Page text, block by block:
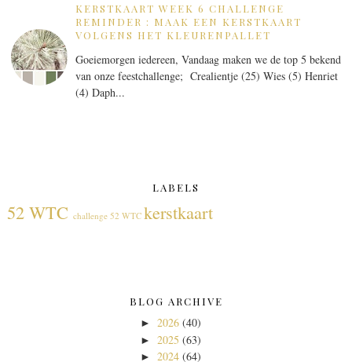
KERSTKAART WEEK 6 CHALLENGE
REMINDER : MAAK EEN KERSTKAART
VOLGENS HET KLEURENPALLET
Goeiemorgen iedereen, Vandaag maken we de top 5 bekend
van onze feestchallenge; Crealientje (25) Wies (5) Henriet
(4) Daph...
LABELS
52 WTC challenge 52 WTC kerstkaart
BLOG ARCHIVE
► 2026 (40)
► 2025 (63)
► 2024 (64)